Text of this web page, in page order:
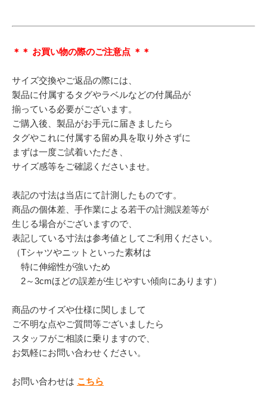
＊＊ お買い物の際のご注意点 ＊＊
サイズ交換やご返品の際には、
製品に付属するタグやラベルなどの付属品が
揃っている必要がございます。
ご購入後、製品がお手元に届きましたら
タグやこれに付属する留め具を取り外さずに
まずは一度ご試着いただき、
サイズ感等をご確認くださいませ。
表記の寸法は当店にて計測したものです。
商品の個体差、手作業による若干の計測誤差等が
生じる場合がございますので、
表記している寸法は参考値としてご利用ください。
（Tシャツやニットといった素材は
特に伸縮性が強いため
2～3cmほどの誤差が生じやすい傾向にあります）
商品のサイズや仕様に関しまして
ご不明な点やご質問等ございましたら
スタッフがご相談に乗りますので、
お気軽にお問い合わせください。
お問い合わせは こちら